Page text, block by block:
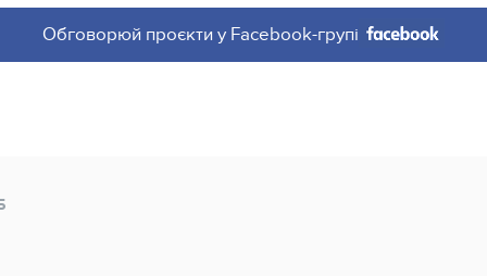
Обговорюй проєкти у Facebook-групі